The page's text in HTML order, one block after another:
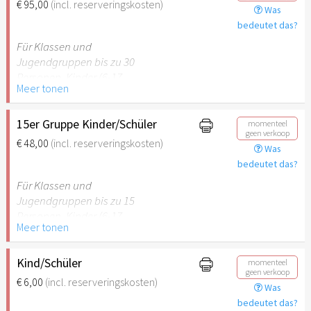
empfehlenswert.
€ 95,00 (incl. reserveringskosten)
Was
bedeutet das?
Für Klassen und
Jugendgruppen bis zu 30
Jahre) oder Schüler mit
Schülerausweis inklusive
erwachsene Begleitperson.
Hinweis: Für Kinder unter 6
Stuttgart nicht
empfehlenswert.
Meer tonen
15er Gruppe Kinder/Schüler
€ 48,00 (incl. reserveringskosten)
momenteel
geen verkoop
Was
bedeutet das?
Für Klassen und
Jugendgruppen bis zu 15
Jahre) oder Schüler mit
Schülerausweis inklusive
erwachsene Begleitperson.
Hinweis: Für Kinder unter 6
Meer tonen
Kind/Schüler
€ 6,00 (incl. reserveringskosten)
momenteel
geen verkoop
Was
bedeutet das?